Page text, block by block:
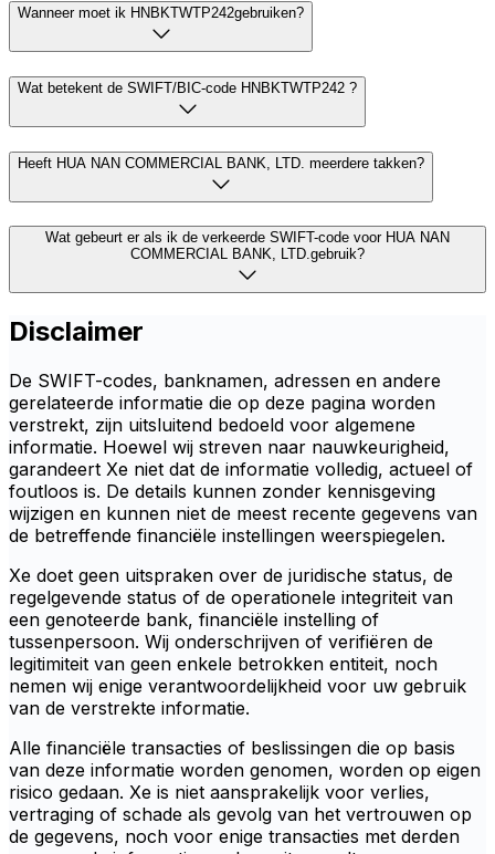
Wanneer moet ik HNBKTWTP242gebruiken?
Wat betekent de SWIFT/BIC-code HNBKTWTP242 ?
Heeft HUA NAN COMMERCIAL BANK, LTD. meerdere takken?
Wat gebeurt er als ik de verkeerde SWIFT-code voor HUA NAN
COMMERCIAL BANK, LTD.gebruik?
Disclaimer
De SWIFT-codes, banknamen, adressen en andere
gerelateerde informatie die op deze pagina worden
verstrekt, zijn uitsluitend bedoeld voor algemene
informatie. Hoewel wij streven naar nauwkeurigheid,
garandeert Xe niet dat de informatie volledig, actueel of
foutloos is. De details kunnen zonder kennisgeving
wijzigen en kunnen niet de meest recente gegevens van
de betreffende financiële instellingen weerspiegelen.
Xe doet geen uitspraken over de juridische status, de
regelgevende status of de operationele integriteit van
een genoteerde bank, financiële instelling of
tussenpersoon. Wij onderschrijven of verifiëren de
legitimiteit van geen enkele betrokken entiteit, noch
nemen wij enige verantwoordelijkheid voor uw gebruik
van de verstrekte informatie.
Alle financiële transacties of beslissingen die op basis
van deze informatie worden genomen, worden op eigen
risico gedaan. Xe is niet aansprakelijk voor verlies,
vertraging of schade als gevolg van het vertrouwen op
de gegevens, noch voor enige transacties met derden